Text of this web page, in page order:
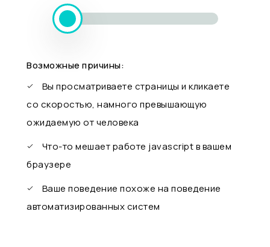
Возможные причины:
Вы просматриваете страницы и кликаете
со скоростью, намного превышающую
ожидаемую от человека
Что-то мешает работе javascript в вашем
браузере
Ваше поведение похоже на поведение
автоматизированных систем